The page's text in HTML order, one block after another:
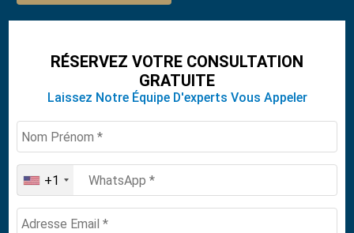
RÉSERVEZ VOTRE CONSULTATION
GRATUITE
Laissez Notre Équipe D'experts Vous Appeler
United
States
+1
+1